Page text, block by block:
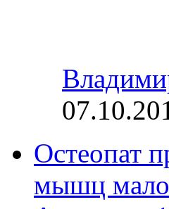
Остеопат
мышц